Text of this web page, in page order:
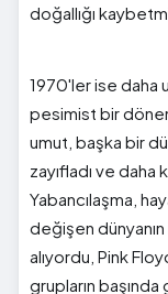
doğallığı
1970'ler ise daha
pesimist bir
umut, başka bir
zayıfladı ve daha
Yabancılaşma,
değişen dünyanın
alıyordu, Pink
grupların başında